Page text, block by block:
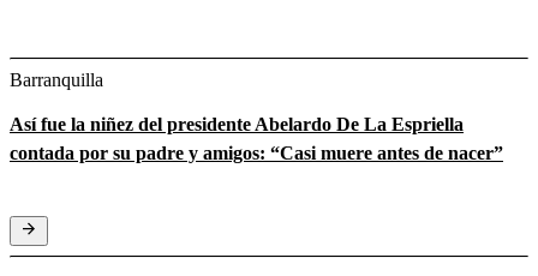
Barranquilla
Así fue la niñez del presidente Abelardo De La Espriella
contada por su padre y amigos: “Casi muere antes de nacer”